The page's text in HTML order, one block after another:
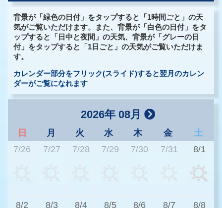
背景が「緑色の日付」をタップすると「1時間ごと」の天
気がご覧いただけます。また、背景が「白色の日付」をタ
ップすると「日中と夜間」の天気、背景が「グレーの日
付」をタップすると「1日ごと」の天気がご覧いただけま
す。
カレンダー部分をフリック(スライド)すると翌月のカレン
ダーがご覧になれます
2026年 08月
日 月 火 水 木 金
土
7/26
7/27 7/28 7/29 7/30 7/31 8/1
8/2 8/3 8/4 8/5 8/6 8/7 8/8